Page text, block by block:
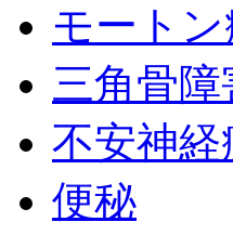
モートン
三角骨障
不安神経
便秘